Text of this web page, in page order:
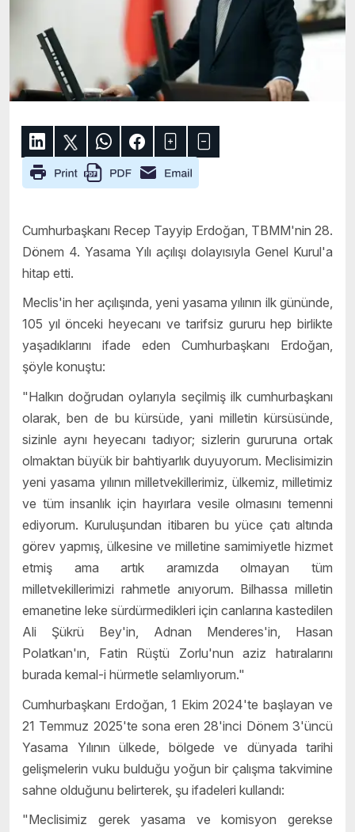
Cumhurbaşkanı Recep Tayyip Erdoğan, TBMM'nin 28.
Dönem 4. Yasama Yılı açılışı dolayısıyla Genel Kurul'a
hitap etti.
Meclis'in her açılışında, yeni yasama yılının ilk gününde,
105 yıl önceki heyecanı ve tarifsiz gururu hep birlikte
yaşadıklarını ifade eden Cumhurbaşkanı Erdoğan,
şöyle konuştu:
"Halkın doğrudan oylarıyla seçilmiş ilk cumhurbaşkanı
olarak, ben de bu kürsüde, yani milletin kürsüsünde,
sizinle aynı heyecаnı tadıyor; sizlerin gururuna ortak
olmaktan büyük bir bahtiyarlık duyuyorum. Meclisimizin
yeni yasama yılının milletvekillerimiz, ülkemiz, milletimiz
ve tüm insanlık için hayırlara vesile olmasını temenni
ediyorum. Kuruluşundan itibaren bu yüce çatı altında
görev yapmış, ülkesine ve milletine samimiyetle hizmet
etmiş ama artık aramızda olmayan tüm
milletvekillerimizi rahmetle anıyorum. Bilhassa milletin
emanetine leke sürdürmedikleri için canlarına kastedilen
Ali Şükrü Bey'in, Adnan Menderes'in, Hasan
Polatkan'ın, Fatin Rüştü Zorlu'nun aziz hatıralarını
burada kemal-i hürmetle selamlıyorum."
Cumhurbaşkanı Erdoğan, 1 Ekim 2024'te başlayan ve
21 Temmuz 2025'te sona eren 28'inci Dönem 3'üncü
Yasama Yılının ülkede, bölgede ve dünyada tarihi
gelişmelerin vuku bulduğu yoğun bir çalışma takvimine
sahne olduğunu belirterek, şu ifadeleri kullandı:
"Meclisimiz gerek yasama ve komisyon gerekse